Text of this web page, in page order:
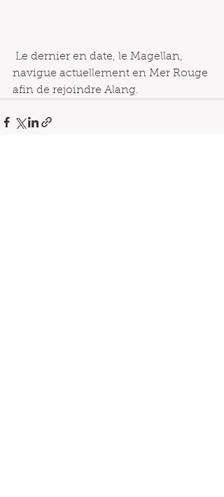
navigue actuellement en Mer Rouge
afin de rejoindre Alang.